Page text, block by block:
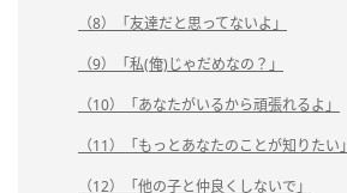
（8）「友達だと思ってないよ」
（9）「私(俺)じゃだめなの？」
（10）「あなたがいるから頑張れるよ」
（11）「もっとあなたのことが知りたい」
（12）「他の子と仲良くしないで」